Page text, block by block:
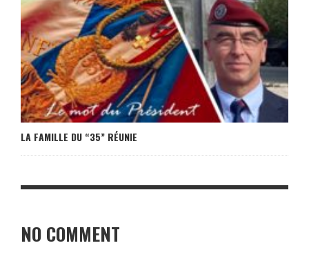
LA FAMILLE DU “35” RÉUNIE
NO COMMENT